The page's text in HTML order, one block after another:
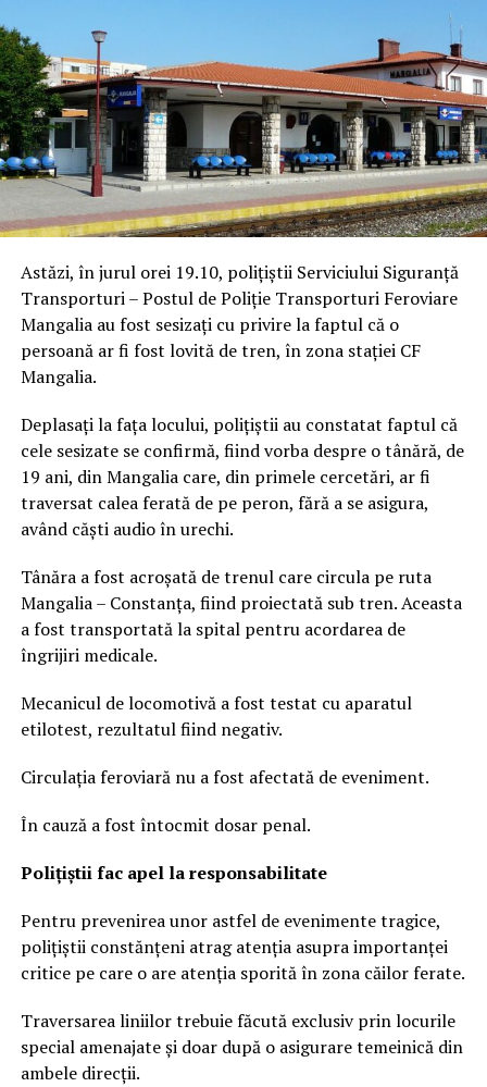
Astăzi, în jurul orei 19.10, polițiștii Serviciului Siguranță
Transporturi – Postul de Poliție Transporturi Feroviare
Mangalia au fost sesizați cu privire la faptul că o
persoană ar fi fost lovită de tren, în zona stației CF
Mangalia.
Deplasați la fața locului, polițiștii au constatat faptul că
cele sesizate se confirmă, fiind vorba despre o tânără, de
19 ani, din Mangalia care, din primele cercetări, ar fi
traversat calea ferată de pe peron, fără a se asigura,
având căști audio în urechi.
Tânăra a fost acroșată de trenul care circula pe ruta
Mangalia – Constanța, fiind proiectată sub tren. Aceasta
a fost transportată la spital pentru acordarea de
îngrijiri medicale.
Mecanicul de locomotivă a fost testat cu aparatul
etilotest, rezultatul fiind negativ.
Circulația feroviară nu a fost afectată de eveniment.
În cauză a fost întocmit dosar penal.
Polițiștii fac apel la responsabilitate
Pentru prevenirea unor astfel de evenimente tragice,
polițiștii constănțeni atrag atenția asupra importanței
critice pe care o are atenția sporită în zona căilor ferate.
Traversarea liniilor trebuie făcută exclusiv prin locurile
special amenajate și doar după o asigurare temeinică din
ambele direcții.